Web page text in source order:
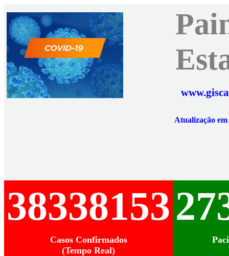
Atualização
38338153
Casos Confirmados
(Tempo Real)